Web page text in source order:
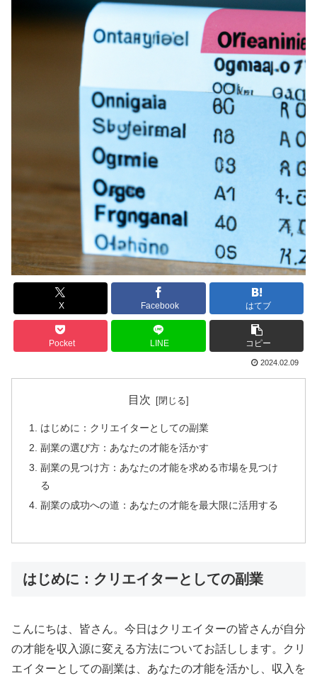
X Facebook はてブ
Pocket LINE コピー
2024.02.09
目次
はじめに：クリエイターとしての副業
副業の選び方：あなたの才能を活かす
副業の見つけ方：あなたの才能を求める市場を見つけ
る
副業の成功への道：あなたの才能を最大限に活用する
はじめに：クリエイターとしての副業
こんにちは、皆さん。今日はクリエイターの皆さんが自分
の才能を収入源に変える方法についてお話しします。クリ
エイターとしての副業は、あなたの才能を活かし、収入を